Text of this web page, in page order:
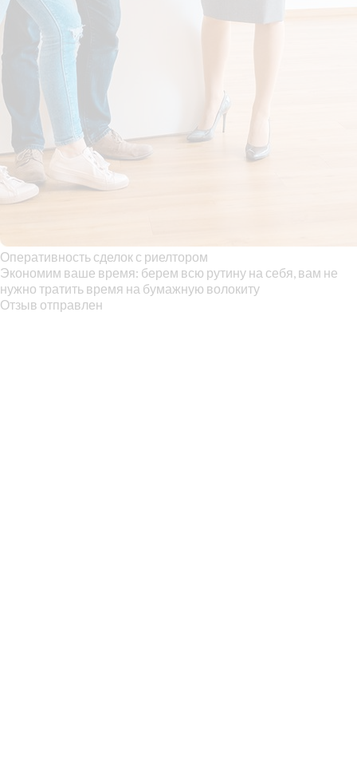
Оперативность сделок с риелтором
Экономим ваше время: берем всю рутину на себя, вам не
нужно тратить время на бумажную волокиту
Отзыв отправлен